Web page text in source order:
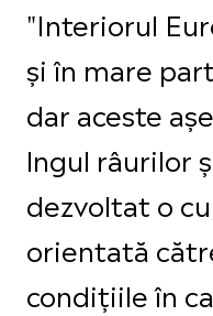
"Interiorul
și în mare
dar aceste
lngul râurilor
dezvoltat o
orientată
condițiile în